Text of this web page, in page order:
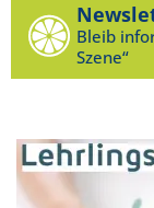
Bleib
Szene“